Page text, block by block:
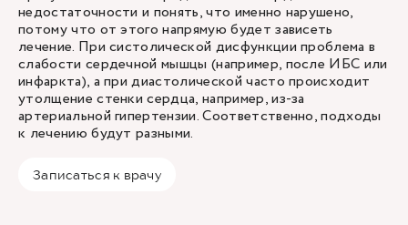
недостаточности и понять, что именно нарушено,
потому что от этого напрямую будет зависеть
лечение. При систолической дисфункции проблема в
слабости сердечной мышцы (например, после ИБС или
инфаркта), а при диастолической часто происходит
утолщение стенки сердца, например, из-за
артериальной гипертензии. Соответственно, подходы
к лечению будут разными.
Записаться к врачу